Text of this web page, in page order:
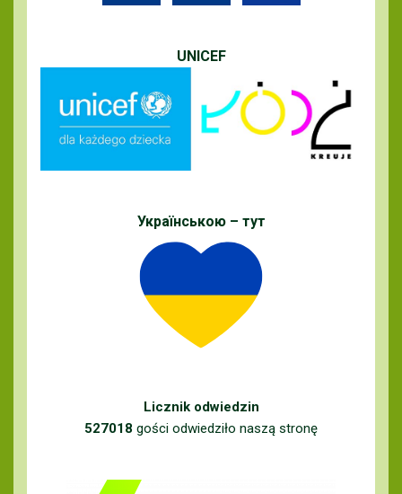
UNICEF
Українською – тут
Licznik odwiedzin
527018 gości odwiedziło naszą stronę